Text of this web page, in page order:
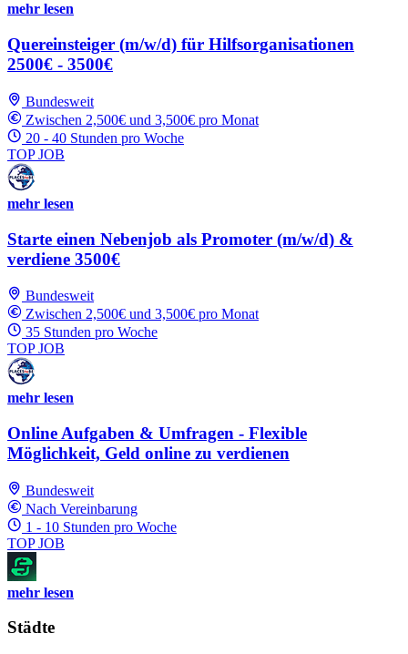
mehr lesen
Quereinsteiger (m/w/d) für Hilfsorganisationen
2500€ - 3500€
Bundesweit
Zwischen 2,500€ und 3,500€ pro Monat
20 - 40 Stunden pro Woche
TOP JOB
mehr lesen
Starte einen Nebenjob als Promoter (m/w/d) &
verdiene 3500€
Bundesweit
Zwischen 2,500€ und 3,500€ pro Monat
35 Stunden pro Woche
TOP JOB
mehr lesen
Online Aufgaben & Umfragen - Flexible
Möglichkeit, Geld online zu verdienen
Bundesweit
Nach Vereinbarung
1 - 10 Stunden pro Woche
TOP JOB
mehr lesen
Städte